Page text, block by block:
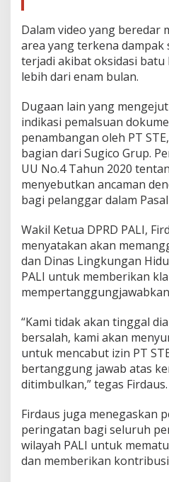
Dalam video yang beredar
area yang terkena dampak
terjadi akibat oksidasi
lebih dari enam bulan.
Dugaan lain yang
indikasi pemalsuan
penambangan oleh PT
bagian dari Sugico Grup.
UU No.4 Tahun 2020
menyebutkan ancaman
bagi pelanggar dalam Pasal
Wakil Ketua DPRD PALI,
menyatakan akan
dan Dinas Lingkungan
PALI untuk memberikan
“Kami tidak akan tinggal
bersalah, kami akan
untuk mencabut izin PT
bertanggung jawab atas
ditimbulkan,” tegas Firdaus.
Firdaus juga menegaskan
peringatan bagi seluruh
wilayah PALI untuk
dan memberikan